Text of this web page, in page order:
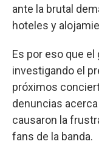
ante la brutal
hoteles y
Es por eso que el
investigando el
próximos
denuncias
causaron la
fans de la banda.